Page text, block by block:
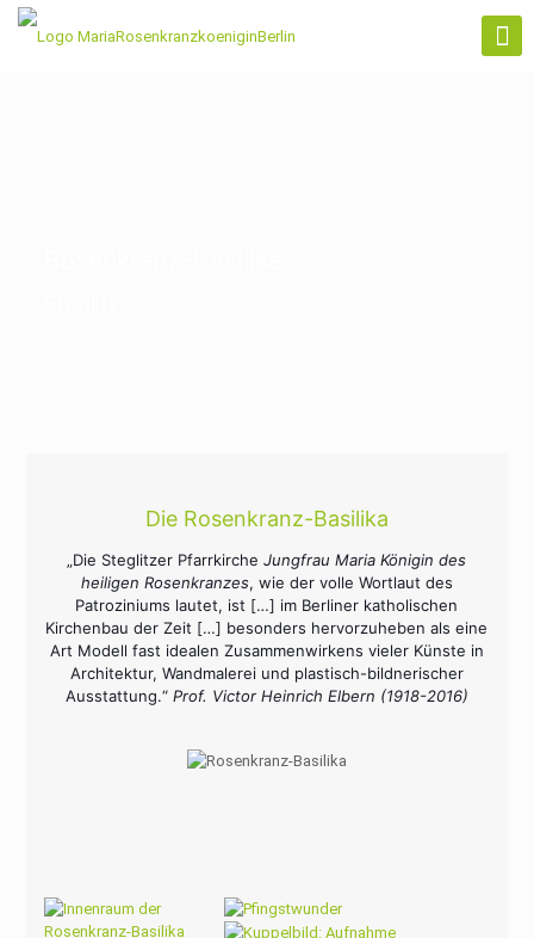
Die Rosenkranz-Basilika
„Die Steglitzer PfarrkircheJungfrau Maria Königin des
heiligen Rosenkranzes, wie der volle Wortlaut des
Patroziniums lautet, ist […] im Berliner katholischen
Kirchenbau der Zeit […] besonders hervorzuheben als eine
Art Modell fast idealen Zusammenwirkens vieler Künste in
Architektur, Wandmalerei und plastisch-bildnerischer
Ausstattung.“ Prof. Victor Heinrich Elbern (1918-2016)